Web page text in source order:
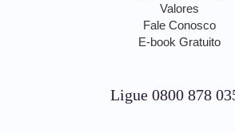
Valores
Fale Conosco
E-book Gratuito
Ligue 0800 878